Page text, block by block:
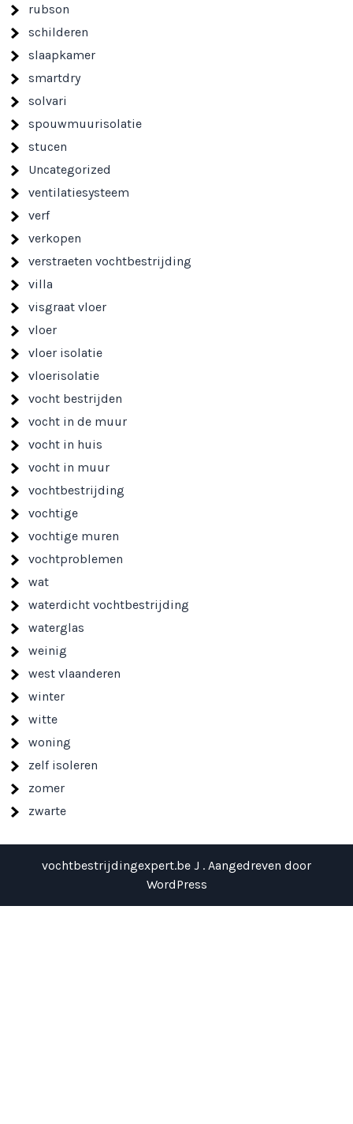
rubson
schilderen
slaapkamer
smartdry
solvari
spouwmuurisolatie
stucen
Uncategorized
ventilatiesysteem
verf
verkopen
verstraeten vochtbestrijding
villa
visgraat vloer
vloer
vloer isolatie
vloerisolatie
vocht bestrijden
vocht in de muur
vocht in huis
vocht in muur
vochtbestrijding
vochtige
vochtige muren
vochtproblemen
wat
waterdicht vochtbestrijding
waterglas
weinig
west vlaanderen
winter
witte
woning
zelf isoleren
zomer
zwarte
vochtbestrijdingexpert.be J . Aangedreven door
WordPress